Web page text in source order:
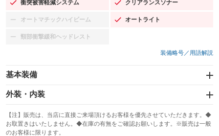
衝突被害軽減システム
：装備あり クリアランスソナー
：装備あり
オートマチックハイビーム
：装備なし オートライト
：装備あり
頸部衝撃緩和ヘッドレスト
：装備なし
装備略号／用語解説
基本装備
エアバッグ：運転席/助手席/サイド
：装備あり
：装備なし
サンルーフ
：装備なし ABS
外装・内装
カーナビ：メモリーナビ他
：装備あり
TV：フルセグ
：装備あり
【注】販売は、当店に直接ご来場頂けるお客様を優先させていただきます。◆
お取置きはいたしません。◆在庫の有無をご確認お願いします。※販売は一般
のお客様に限ります。